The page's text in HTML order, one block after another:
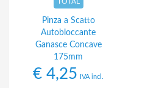
Pinza a Scatto
Autobloccante
Ganasce Concave
175mm
€ 4,25 IVA incl.